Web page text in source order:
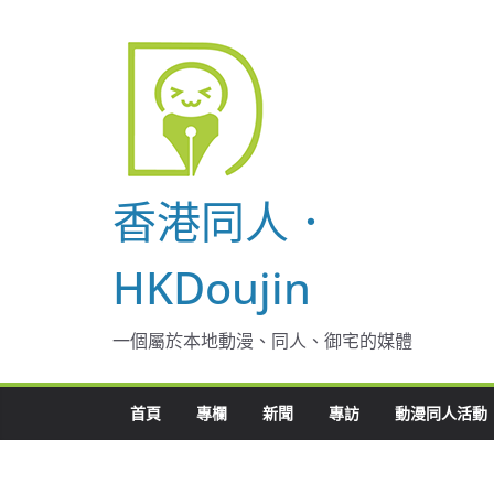
香港同人．
HKDoujin
一個屬於本地動漫、同人、御宅的媒體
首頁 專欄 新聞 專訪 動漫同人活動